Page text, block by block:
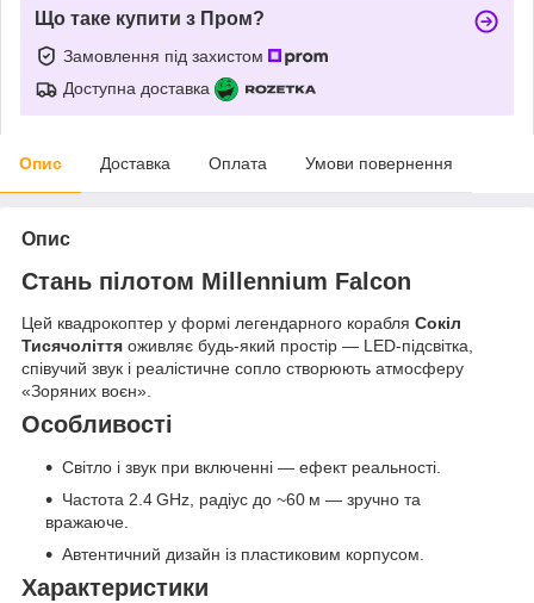
Що таке купити з Пром?
Замовлення під захистом
Доступна доставка
Опис Доставка Оплата Умови повернення
Опис
Стань пілотом Millennium Falcon
Цей квадрокоптер у формі легендарного корабля Сокіл
Тисячоліття оживляє будь-який простір — LED-підсвітка,
співучий звук і реалістичне сопло створюють атмосферу
«Зоряних воєн».
Особливості
Світло і звук при включенні — ефект реальності.
Частота 2.4 GHz, радіус до ~60 м — зручно та
вражаюче.
Автентичний дизайн із пластиковим корпусом.
Характеристики